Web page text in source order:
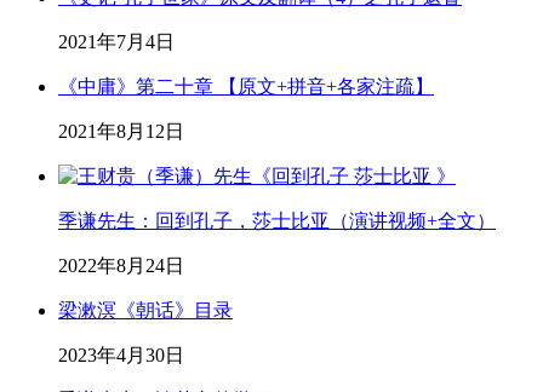
2021年7月4日
《中庸》第二十章 【原文+拼音+各家注疏】
2021年8月12日
季谦先生：回到孔子，莎士比亚（演讲视频+全文）
2022年8月24日
梁漱溟《朝话》目录
2023年4月30日